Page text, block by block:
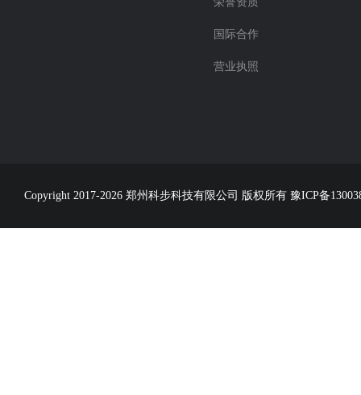
国际合作
营业执照
Copyright 2017-2026 郑州科步科技有限公司 版权所有 豫ICP备